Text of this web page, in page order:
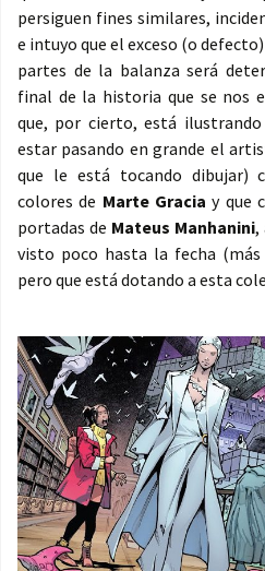
persiguen fines similares,
e intuyo que el exceso (o
partes de la balanza será
final de la historia que se nos
que, por cierto, está
estar pasando en grande el
que le está tocando dibujar)
colores de Marte Gracia y que
portadas de Mateus Manhanini,
visto poco hasta la fecha
pero que está dotando a esta